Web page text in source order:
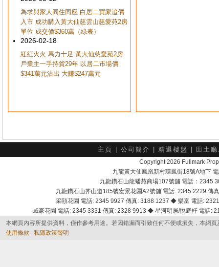
為求與家人同住同座 白居二買家追價
入市 成功購入黃大仙慈雲山慈愛苑2房
單位 成交價$360萬（綠表）
2026-02-18
紅紅火火 馬力十足 黃大仙慈愛苑2房
戶業主一手持貨29年 以居二市場價
$341萬元沽出 大賺$247萬元
主頁 公司簡介 精選樓盤 田土
Copyright 2026 Fullmark
九龍黃大仙鳳凰新村環鳳街18號A地下
九龍鑽石山龍蟠苑商場107號舖 電話：2345
九龍鑽石山斧山道185號宏景花園A2號舖 電話: 2345 2229
采頣花園 電話: 2345 9927 傳真: 3188 1237 ◆ 樂富 電話:
威豪花園 電話: 2345 3331 傳真: 2328 9913 ◆ 星河明居/悅庭軒 電話
本網頁內容所提供資料，僅作參考用途。若因錯漏而引致任何不便或損失，本網
使用條款
私隱政策聲明